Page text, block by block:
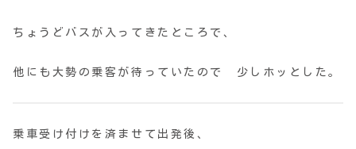
ちょうどバスが入ってきたところで、
他にも大勢の乗客が待っていたので 少しホッとした。
乗車受け付けを済ませて出発後、